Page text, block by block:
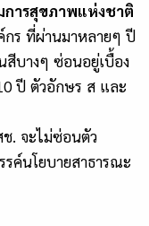
ารสุขภาพแห่งชาติ
กร ที่ผ่านมาหลายๆ ปี
สีบางๆ ซ่อนอยู่เบื้อง
ปี ตัวอักษร ส และ
ช. จะไม่ซ่อนตัว
ค์นโยบายสาธารณะ